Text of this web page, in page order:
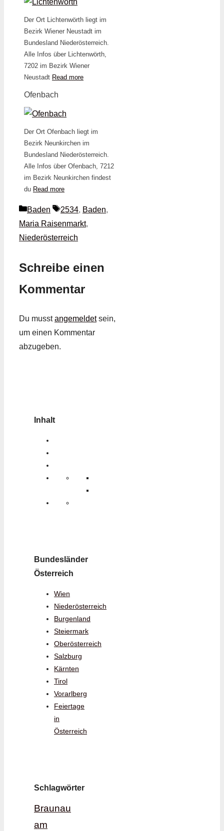
Der Ort Lichtenwörth liegt im
Bezirk Wiener Neustadt im
Bundesland Niederösterreich.
Alle Infos über Lichtenwörth,
7202 im Bezirk Wiener
Neustadt Read more
Ofenbach
Der Ort Ofenbach liegt im
Bezirk Neunkirchen im
Bundesland Niederösterreich.
Alle Infos über Ofenbach, 7212
im Bezirk Neunkirchen findest
du Read more
Kategorien
Baden Schlagwörter
2534, Baden,
Maria Raisenmarkt,
Niederösterreich
Schreibe einen
Kommentar
Du musstangemeldetsein,
um einen Kommentar
abzugeben.
Inhalt
Bundesländer
Österreich
Wien
Niederösterreich
Burgenland
Steiermark
Oberösterreich
Salzburg
Kärnten
Tirol
Vorarlberg
Feiertage
in
Österreich
Schlagwörter
Braunau
am